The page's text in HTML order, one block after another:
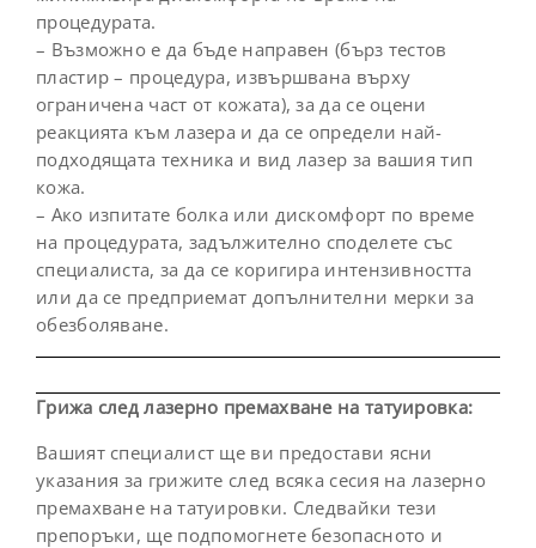
процедурата.
– Възможно е да бъде направен (бърз тестов
пластир – процедура, извършвана върху
ограничена част от кожата), за да се оцени
реакцията към лазера и да се определи най-
подходящата техника и вид лазер за вашия тип
кожа.
– Ако изпитате болка или дискомфорт по време
на процедурата, задължително споделете със
специалиста, за да се коригира интензивността
или да се предприемат допълнителни мерки за
обезболяване.
Грижа след лазерно премахване на татуировка:
Вашият специалист ще ви предостави ясни
указания за грижите след всяка сесия на лазерно
премахване на татуировки. Следвайки тези
препоръки, ще подпомогнете безопасното и